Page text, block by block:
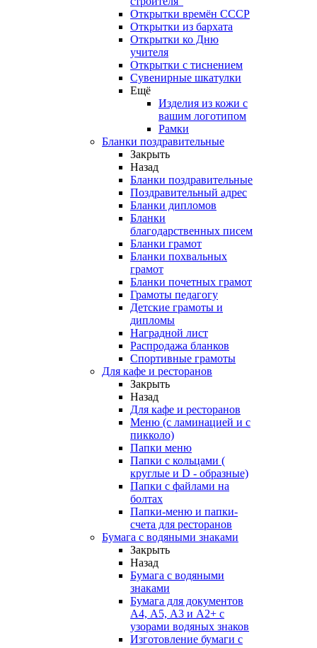
Открытки времён СССР
Открытки из бархата
Открытки ко Дню
учителя
Открытки с тиснением
Сувенирные шкатулки
Ещё
Изделия из кожи с
вашим логотипом
Рамки
Бланки поздравительные
Закрыть
Назад
Бланки поздравительные
Поздравительный адрес
Бланки дипломов
Бланки
благодарственных писем
Бланки грамот
Бланки похвальных
грамот
Бланки почетных грамот
Грамоты педагогу
Детские грамоты и
дипломы
Наградной лист
Распродажа бланков
Спортивные грамоты
Для кафе и ресторанов
Закрыть
Назад
Для кафе и ресторанов
Меню (с ламинацией и с
пикколо)
Папки меню
Папки с кольцами (
круглые и D - образные)
Папки с файлами на
болтах
Папки-меню и папки-
счета для ресторанов
Бумага с водяными знаками
Закрыть
Назад
Бумага с водяными
знаками
Бумага для документов
А4, А5, А3 и А2+ с
узорами водяных знаков
Изготовление бумаги с